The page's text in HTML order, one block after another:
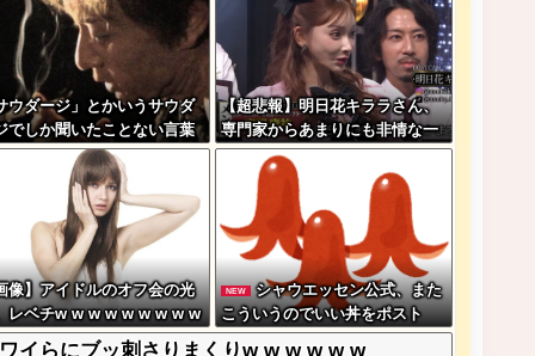
ウダージ」とかいうサウダ
でしか聞いたことない言葉
ｗｗｗｗｗｗ
【超悲報】明日花キララさん、
専門家からあまりにも非情な一
言を告げられる
像】アイドルのオフ会の光
レベチw w w w w w w w w
NEW
シャウエッセン公式、また
こういうのでいい丼をポスト
イらにブッ刺さりまくりw w w w w w